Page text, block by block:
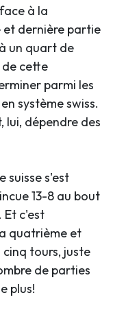
à la
et dernière partie
un quart de
cette
parmi les
système swiss.
lui, dépendre des
suisse s'est
13-8 au bout
Et c'est
quatrième et
tours, juste
de parties
plus!